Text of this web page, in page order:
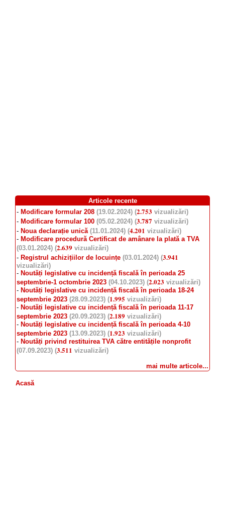
Articole recente
- Modificare formular 208 (19.02.2024) (2.753 vizualizări)
- Modificare formular 100 (05.02.2024) (3.787 vizualizări)
- Noua declarație unică (11.01.2024) (4.201 vizualizări)
- Modificare procedură Certificat de amânare la plată a TVA
(03.01.2024) (2.639 vizualizări)
- Registrul achizițiilor de locuințe (03.01.2024) (3.941
vizualizări)
- Noutăți legislative cu incidență fiscală în perioada 25
septembrie-1 octombrie 2023 (04.10.2023) (2.023 vizualizări)
- Noutăți legislative cu incidență fiscală în perioada 18-24
septembrie 2023 (28.09.2023) (1.995 vizualizări)
- Noutăți legislative cu incidență fiscală în perioada 11-17
septembrie 2023 (20.09.2023) (2.189 vizualizări)
- Noutăți legislative cu incidență fiscală în perioada 4-10
septembrie 2023 (13.09.2023) (1.923 vizualizări)
- Noutăți privind restituirea TVA către entitățile nonprofit
(07.09.2023) (3.511 vizualizări)
mai multe articole...
Acasă